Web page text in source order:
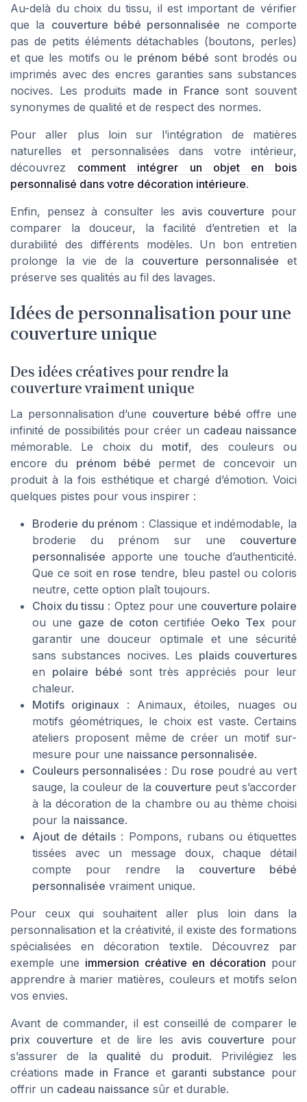
Au-delà du choix du tissu, il est important de vérifier
que la couverture bébé personnalisée ne comporte
pas de petits éléments détachables (boutons, perles)
et que les motifs ou le prénom bébé sont brodés ou
imprimés avec des encres garanties sans substances
nocives. Les produits made in France sont souvent
synonymes de qualité et de respect des normes.
Pour aller plus loin sur l’intégration de matières
naturelles et personnalisées dans votre intérieur,
découvrez comment intégrer un objet en bois
personnalisé dans votre décoration intérieure.
Enfin, pensez à consulter les avis couverture pour
comparer la douceur, la facilité d’entretien et la
durabilité des différents modèles. Un bon entretien
prolonge la vie de la couverture personnalisée et
préserve ses qualités au fil des lavages.
Idées de personnalisation pour une
couverture unique
Des idées créatives pour rendre la
couverture vraiment unique
La personnalisation d’une couverture bébé offre une
infinité de possibilités pour créer un cadeau naissance
mémorable. Le choix du motif, des couleurs ou
encore du prénom bébé permet de concevoir un
produit à la fois esthétique et chargé d’émotion. Voici
quelques pistes pour vous inspirer :
Broderie du prénom : Classique et indémodable, la
broderie du prénom sur une couverture
personnalisée apporte une touche d’authenticité.
Que ce soit en rose tendre, bleu pastel ou coloris
neutre, cette option plaît toujours.
Choix du tissu : Optez pour une couverture polaire
ou une gaze de coton certifiée Oeko Tex pour
garantir une douceur optimale et une sécurité
sans substances nocives. Les plaids couvertures
en polaire bébé sont très appréciés pour leur
chaleur.
Motifs originaux : Animaux, étoiles, nuages ou
motifs géométriques, le choix est vaste. Certains
ateliers proposent même de créer un motif sur-
mesure pour une naissance personnalisée.
Couleurs personnalisées: Du rose poudré au vert
sauge, la couleur de la couverture peut s’accorder
à la décoration de la chambre ou au thème choisi
pour la naissance.
Ajout de détails : Pompons, rubans ou étiquettes
tissées avec un message doux, chaque détail
compte pour rendre la couverture bébé
personnalisée vraiment unique.
Pour ceux qui souhaitent aller plus loin dans la
personnalisation et la créativité, il existe des formations
spécialisées en décoration textile. Découvrez par
exemple une immersion créative en décoration pour
apprendre à marier matières, couleurs et motifs selon
vos envies.
Avant de commander, il est conseillé de comparer le
prix couverture et de lire les avis couverture pour
s’assurer de la qualité du produit. Privilégiez les
créations made in France et garanti substance pour
offrir un cadeau naissance sûr et durable.